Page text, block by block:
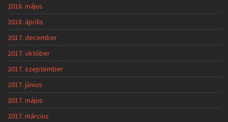
2018. május
2018. április
2017. december
2017. október
2017. szeptember
2017. június
2017. május
2017. március